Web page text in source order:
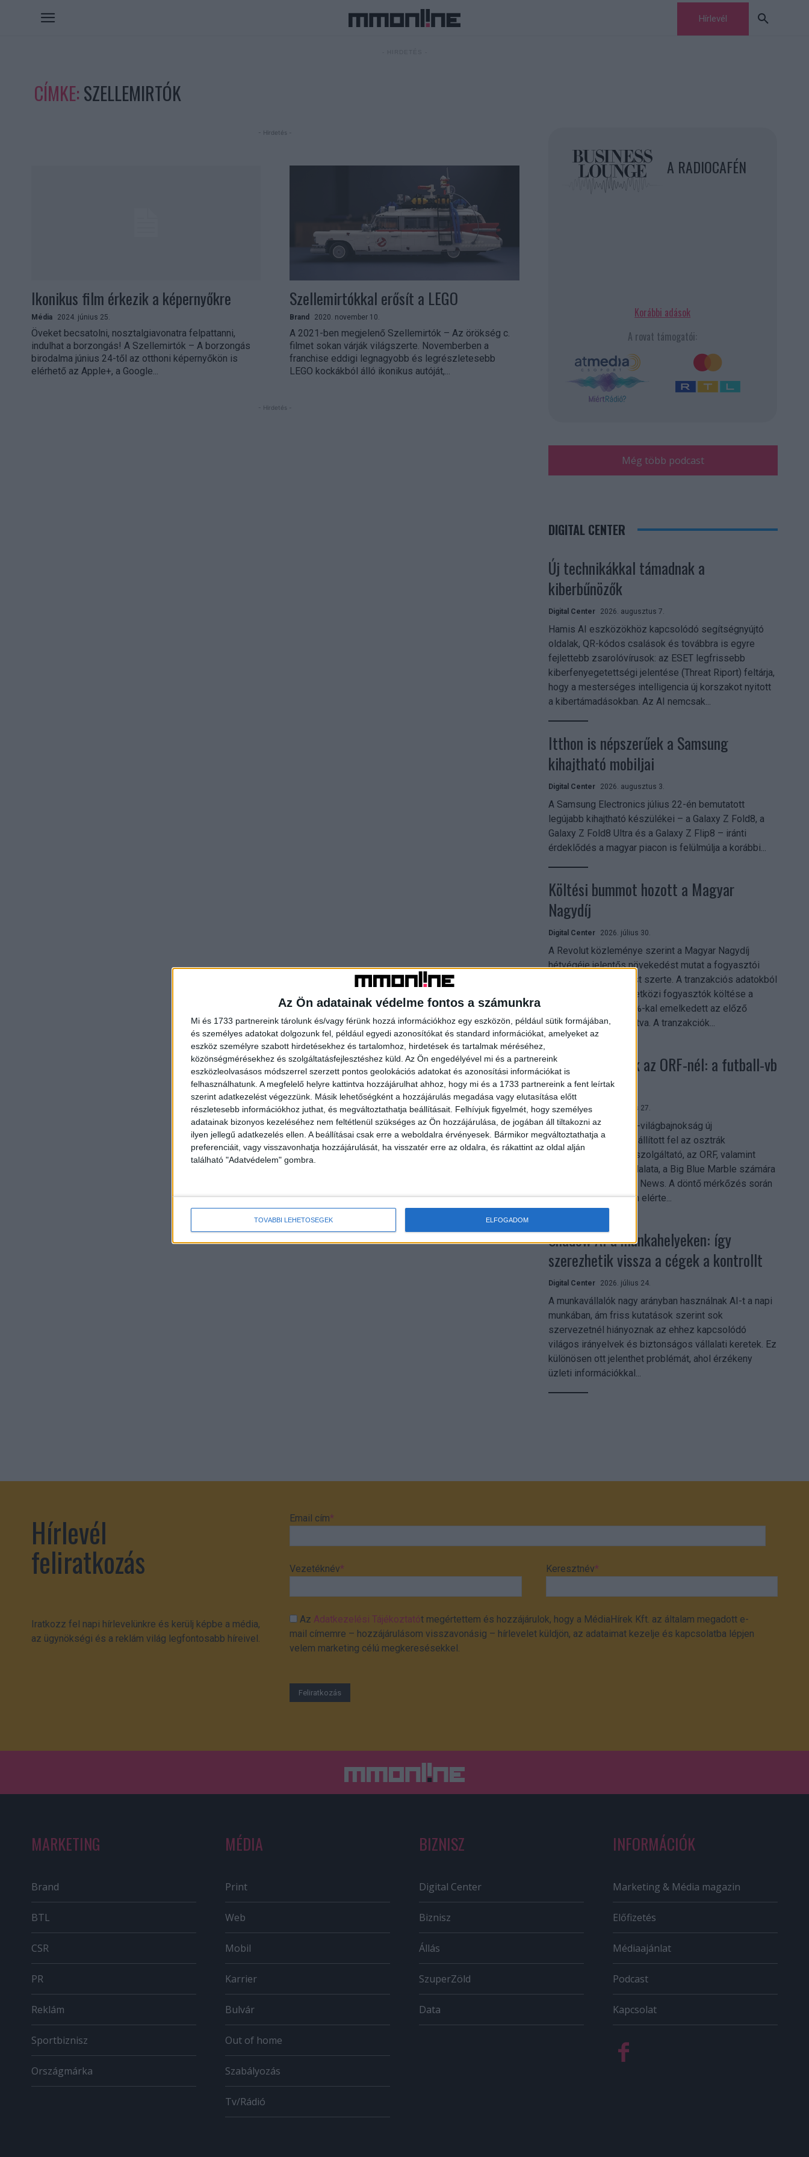
Az Ön adatainak védelme fontos a számunkra
Mi és 1733 partnereink tárolunk és/vagy férünk hozzá információkhoz egy eszközön, például sütik formájában,
és személyes adatokat dolgozunk fel, például egyedi azonosítókat és standard információkat, amelyeket az
eszköz személyre szabott hirdetésekhez és tartalomhoz, hirdetések és tartalmak méréséhez,
közönségmérésekhez és szolgáltatásfejlesztéshez küld. Az Ön engedélyével mi és a partnereink
eszközleolvasásos módszerrel szerzett pontos geolokációs adatokat és azonosítási információkat is
felhasználhatunk. A megfelelő helyre kattintva hozzájárulhat ahhoz, hogy mi és a 1733 partnereink a fent leírtak
szerint adatkezelést végezzünk. Másik lehetőségként a hozzájárulás megadása vagy elutasítása előtt
részletesebb információkhoz juthat, és megváltoztathatja beállításait. Felhívjuk figyelmét, hogy személyes
adatainak bizonyos kezeléséhez nem feltétlenül szükséges az Ön hozzájárulása, de jogában áll tiltakozni az
ilyen jellegű adatkezelés ellen. A beállításai csak erre a weboldalra érvényesek. Bármikor megváltoztathatja a
preferenciáit, vagy visszavonhatja hozzájárulását, ha visszatér erre az oldalra, és rákattint az oldal alján
található "Adatvédelem" gombra.
TOVÁBBI LEHETŐSÉGEK ELFOGADOM
Hírlevél
CÍMKE: SZELLEMIRTÓK
- Hirdetés -
Ikonikus film érkezik a képernyőkre
Média 2024. június 25.
Öveket becsatolni, nosztalgiavonatra felpattanni,
indulhat a borzongás! A Szellemirtók – A borzongás
birodalma június 24-től az otthoni képernyőkön is
elérhető az Apple+, a Google...
Szellemirtókkal erősít a LEGO
Brand 2020. november 10.
A 2021-ben megjelenő Szellemirtók – Az örökség c.
filmet sokan várják világszerte. Novemberben a
franchise eddigi legnagyobb és legrészletesebb
LEGO kockákból álló ikonikus autóját,...
- Hirdetés -
A RADIOCAFÉN
Korábbi adások
A rovat támogatói:
Még több podcast
DIGITAL CENTER
Új technikákkal támadnak a
kiberbűnözők
Digital Center 2026. augusztus 7.
Hamis AI eszközökhöz kapcsolódó segítségnyújtó
oldalak, QR-kódos csalások és továbbra is egyre
fejlettebb zsarolóvírusok: az ESET legfrissebb
kiberfenyegetettségi jelentése (Threat Riport) feltárja,
hogy a mesterséges intelligencia új korszakot nyitott
a kibertámadásokban. Az AI nemcsak...
Itthon is népszerűek a Samsung
kihajtható mobiljai
Digital Center 2026. augusztus 3.
A Samsung Electronics július 22-én bemutatott
legújabb kihajtható készülékei – a Galaxy Z Fold8, a
Galaxy Z Fold8 Ultra és a Galaxy Z Flip8 – iránti
érdeklődés a magyar piacon is felülmúlja a korábbi...
Költési bummot hozott a Magyar
Nagydíj
Digital Center 2026. július 30.
A Revolut közleménye szerint a Magyar Nagydíj
hétvégéje jelentős növekedést mutat a fogyasztói
aktivitásban Budapest szerte. A tranzakciós adatokból
kiderül, hogy a nemzetközi fogyasztók költése a
versenyhétvégén 26%-kal emelkedett az előző
hétvégéhez viszonyítva. A tranzakciók...
Rekordok dőltek az ORF-nél: a futball-vb
mindent vitt
Digital Center 2026. július 27.
A 2026-os labdarúgó-világbajnokság új
streamingrekordokat állított fel az osztrák
közszolgálati műsorszolgáltató, az ORF, valamint
technológiai leányvállalata, a Big Blue Marble számára
– írja a Broadband TV News. A döntő mérkőzés során
az átlagos nézőszám elérte...
Shadow AI a munkahelyeken: így
szerezhetik vissza a cégek a kontrollt
Digital Center 2026. július 24.
A munkavállalók nagy arányban használnak AI-t a napi
munkában, ám friss kutatások szerint sok
szervezetnél hiányoznak az ehhez kapcsolódó
világos irányelvek és biztonságos vállalati keretek. Ez
különösen ott jelenthet problémát, ahol érzékeny
üzleti információkkal...
Hírlevél
feliratkozás
Iratkozz fel napi hírlevelünkre és kerülj képbe a média,
az ügynökségi és a reklám világ legfontosabb híreivel.
Email cím*
Vezetéknév* Keresztnév*
AzAdatkezelési Tájékoztatót megértettem és hozzájárulok, hogy a MédiaHírek Kft. az általam megadott e-
mail címemre – hozzájárulásom visszavonásig – hírlevelet küldjön, az adataimat kezelje és kapcsolatba lépjen
velem marketing célú megkeresésekkel.
MARKETING
Brand
BTL
CSR
PR
Reklám
Sportbiznisz
Országmárka
MÉDIA
Print
Web
Mobil
Karrier
Bulvár
Out of home
Szabályozás
Tv/Rádió
BIZNISZ
Digital Center
Biznisz
Állás
SzuperZöld
Data
INFORMÁCIÓK
Marketing & Média magazin
Előfizetés
Médiaajánlat
Podcast
Kapcsolat